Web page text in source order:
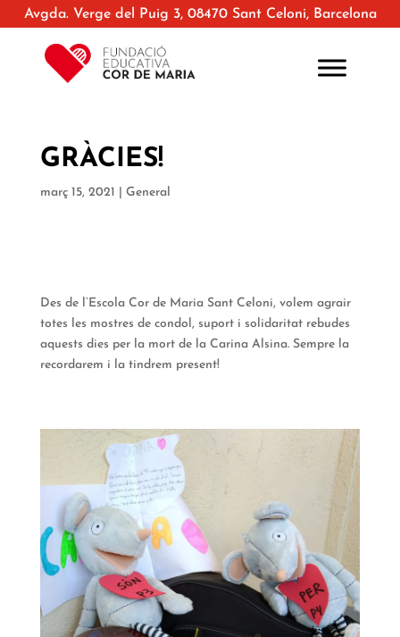
Avgda. Verge del Puig 3, 08470 Sant Celoni, Barcelona
GRÀCIES!
març 15, 2021 General
Des de l’Escola Cor de Maria Sant Celoni, volem agrair
totes les mostres de condol, suport i solidaritat rebudes
aquests dies per la mort de la Carina Alsina. Sempre la
recordarem i la tindrem present!